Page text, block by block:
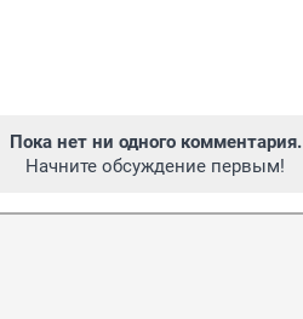
Пока нет ни одного комментария.
Начните обсуждение первым!